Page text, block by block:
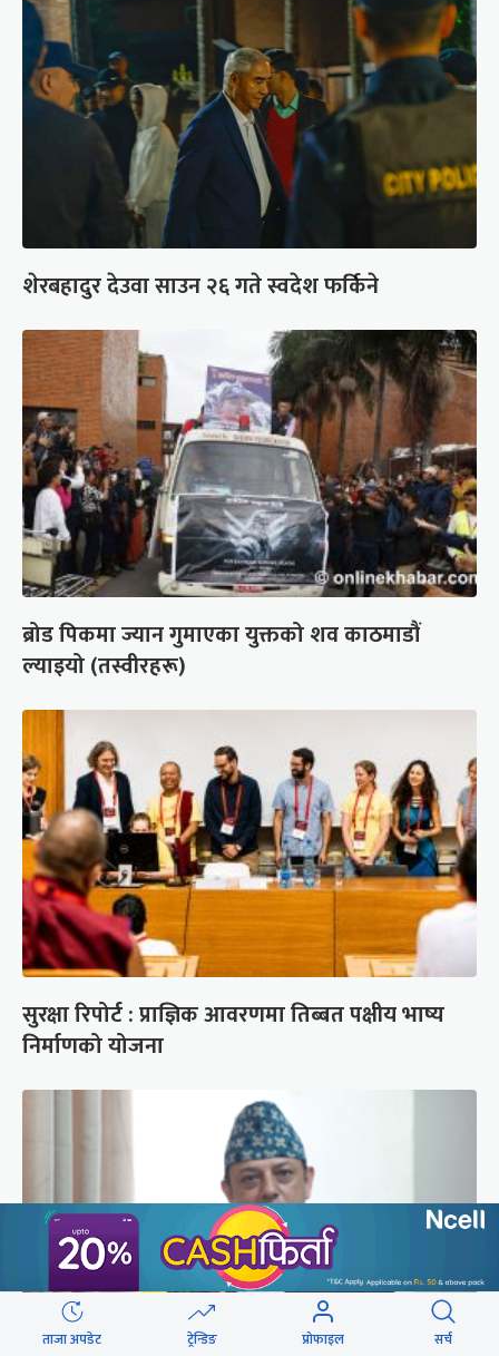
शेरबहादुर देउवा साउन २६ गते स्वदेश फर्किने
ब्रोड पिकमा ज्यान गुमाएका युक्तको शव काठमाडौं
ल्याइयो (तस्वीरहरू)
सुरक्षा रिपोर्ट : प्राज्ञिक आवरणमा तिब्बत पक्षीय भाष्य
निर्माणको योजना
ताजा अपडेट ट्रेन्डिङ प्रोफाइल सर्च